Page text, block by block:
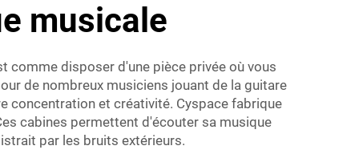
musicale
comme disposer d'une pièce privée où vous
de nombreux musiciens jouant de la guitare
concentration et créativité. Cyspace fabrique
cabines permettent d'écouter sa musique
par les bruits extérieurs.